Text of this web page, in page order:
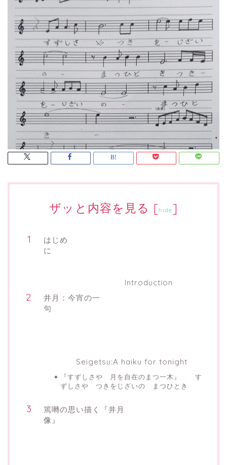
ザッと内容を見る [hide]
はじめ
に
Introduction
井月：今宵の一
句
Seigetsu:A haiku for tonight
『すずしさや 月を自在のまつ一木』 す
ずしさや つきをじざいの まつひとき
篶囀の思い描く『井月
像』